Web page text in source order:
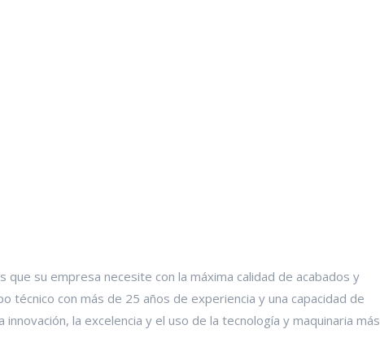
su empresa necesite con la máxima calidad de acabados y
técnico con más de 25 años de experiencia y una capacidad de
la excelencia y el uso de la tecnología y maquinaria más